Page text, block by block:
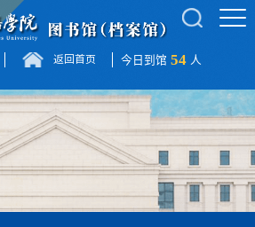
返回首页 今日到馆 54 人